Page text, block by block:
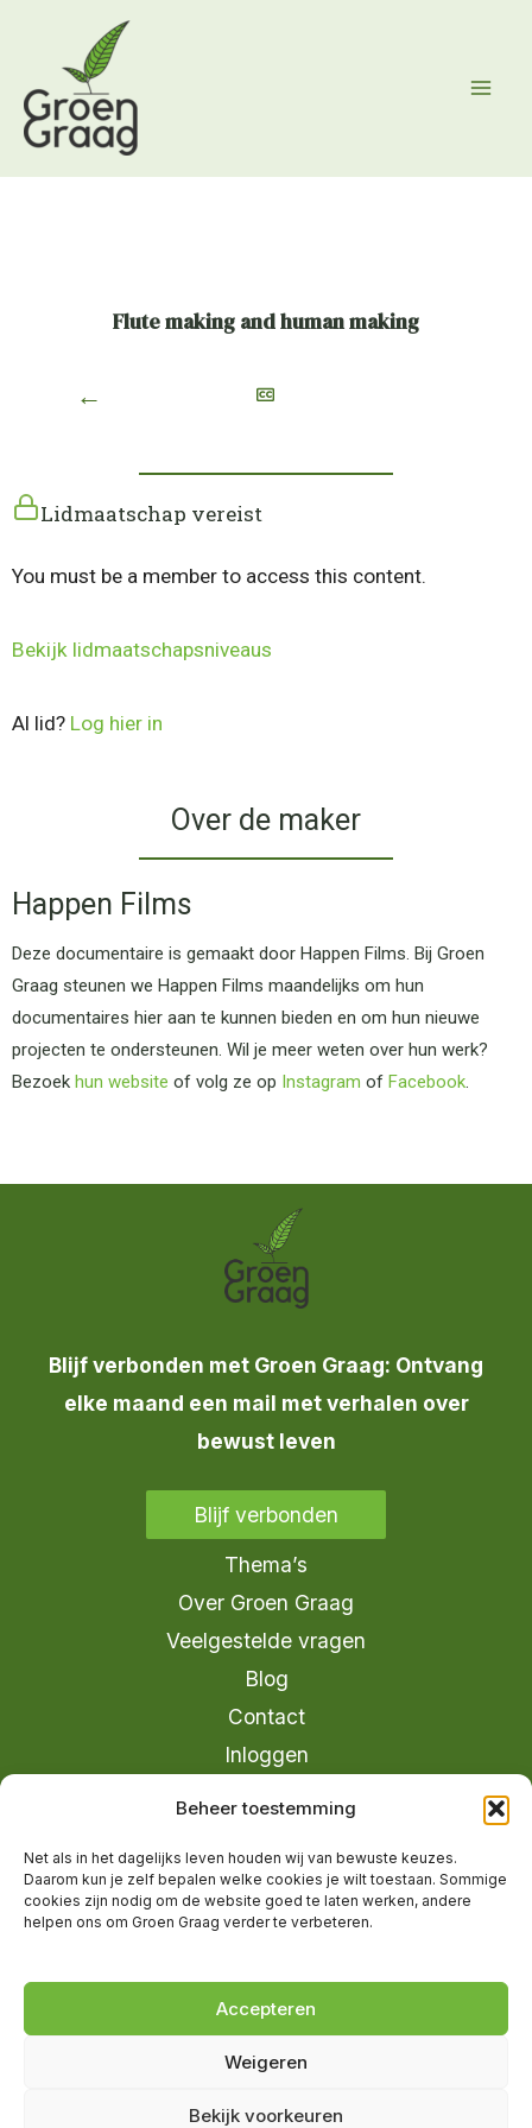
Beheer toestemming
Net als in het dagelijks leven houden wij van bewuste keuzes.
Daarom kun je zelf bepalen welke cookies je wilt toestaan. Sommige
cookies zijn nodig om de website goed te laten werken, andere
helpen ons om Groen Graag verder te verbeteren.
Accepteren
Weigeren
Bekijk voorkeuren
inhoud
Flute making and human making
←
Lidmaatschap vereist
You must be a member to access this content.
Bekijk lidmaatschapsniveaus
Al lid? Log hier in
Over de maker
Happen Films
Deze documentaire is gemaakt door Happen Films. Bij Groen
Graag steunen we Happen Films maandelijks om hun
documentaires hier aan te kunnen bieden en om hun nieuwe
projecten te ondersteunen. Wil je meer weten over hun werk?
Bezoek hun website of volg ze op Instagram of Facebook.
Blijf verbonden met Groen Graag: Ontvang
elke maand een mail met verhalen over
bewust leven
Blijf verbonden
Thema’s
Over Groen Graag
Veelgestelde vragen
Blog
Contact
Inloggen
info@groengraag.nl
Ervaringen van leden op Trustpilot
Marketing
Groen Graag is onderdeel van Moreau
Management B.V.